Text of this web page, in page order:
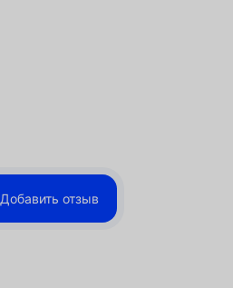
Добавить отзыв